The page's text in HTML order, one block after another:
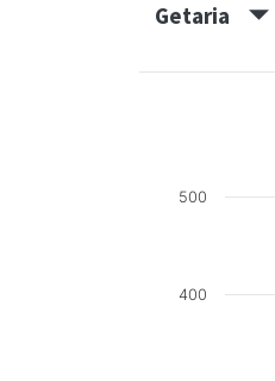
Getaria
400
500